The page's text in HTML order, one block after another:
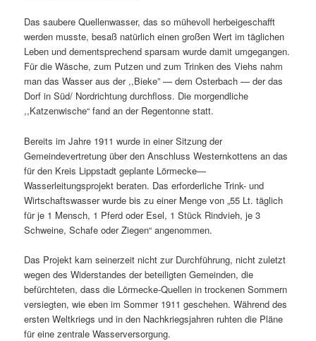
Das saubere Quellenwasser, das so mühevoll herbeigeschafft
werden musste, besaß natürlich einen großen Wert im täglichen
Leben und dementsprechend sparsam wurde damit umgegangen.
Für die Wäsche, zum Putzen und zum Trinken des Viehs nahm
man das Wasser aus der ,,Bieke” — dem Osterbach — der das
Dorf in Süd/ Nordrichtung durchfloss. Die morgendliche
,,Katzenwische“ fand an der Regentonne statt.
Bereits im Jahre 1911 wurde in einer Sitzung der
Gemeindevertretung über den Anschluss Westernkottens an das
für den Kreis Lippstadt geplante Lörmecke—
Wasserleitungsprojekt beraten. Das erforderliche Trink- und
Wirtschaftswasser wurde bis zu einer Menge von „55 Lt. täglich
für je 1 Mensch, 1 Pferd oder Esel, 1 Stück Rindvieh, je 3
Schweine, Schafe oder Ziegen“ angenommen.
Das Projekt kam seinerzeit nicht zur Durchführung, nicht zuletzt
wegen des Widerstandes der beteiligten Gemeinden, die
befürchteten, dass die Lörmecke-Quellen in trockenen Sommern
versiegten, wie eben im Sommer 1911 geschehen. Während des
ersten Weltkriegs und in den Nachkriegsjahren ruhten die Pläne
für eine zentrale Wasserversorgung.